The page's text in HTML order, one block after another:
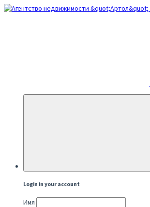
Login in your account
Имя